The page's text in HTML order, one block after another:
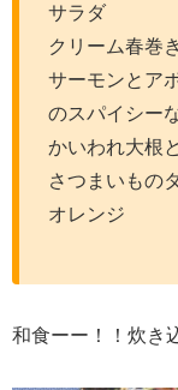
サラダ
クリーム春巻
サーモンとア
のスパイシー
かいわれ大根
さつまいもの
オレンジ
和食ーー！！炊き